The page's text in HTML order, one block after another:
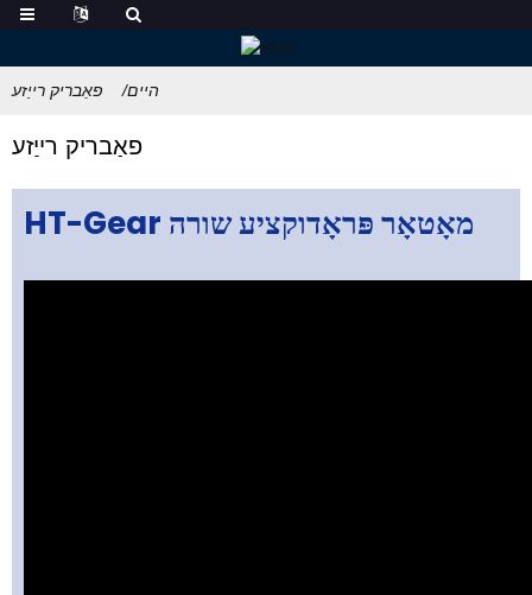
היים פאַבריק רייַזע
פאַבריק רייַזע
HT-Gear מאָטאָר פּראָדוקציע שורה